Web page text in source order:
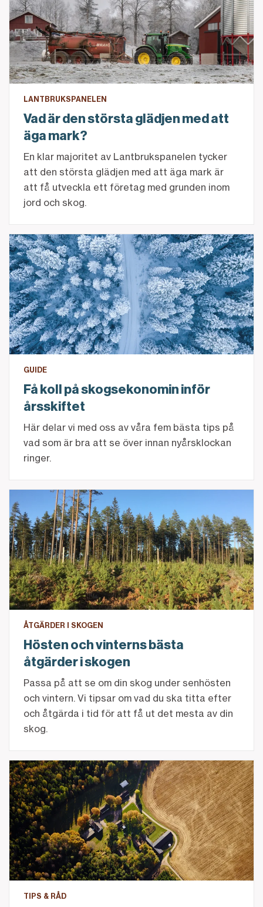
LANTBRUKSPANELEN
Vad är den största glädjen med att
äga mark?
En klar majoritet av Lantbrukspanelen tycker
att den största glädjen med att äga mark är
att få utveckla ett företag med grunden inom
jord och skog.
Få koll på skogsekonomin inför årsskiftet
GUIDE
Få koll på skogsekonomin inför
årsskiftet
Här delar vi med oss av våra fem bästa tips på
vad som är bra att se över innan nyårsklockan
ringer.
Hösten och vinterns bästa åtgärder i skogen
ÅTGÄRDER I SKOGEN
Hösten och vinterns bästa
åtgärder i skogen
Passa på att se om din skog under senhösten
och vintern. Vi tipsar om vad du ska titta efter
och åtgärda i tid för att få ut det mesta av din
skog.
Köpa fastighet? Så stöttar banken inför köpet
TIPS & RÅD